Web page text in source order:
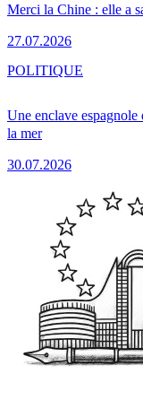
Merci la Chine : elle a
27.07.2026
Une enclave
la mer
30.07.2026
POLITIQUE